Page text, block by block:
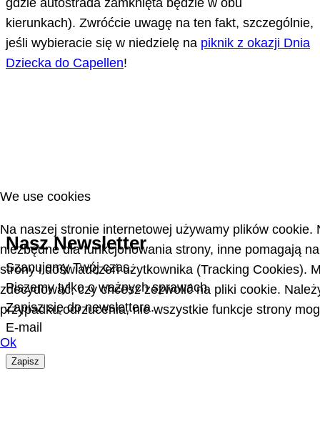
kierunkach). Zwróćcie uwagę na ten fakt, szczególnie,
jeśli wybieracie się w niedzielę na piknik z okazji Dnia
Dziecka do Capellen!
Nasz Newsletter
Szanujemy Twój czas.
Piszemy tylko o ważnych sprawach.
Zapisz się do newslettera.
E-mail
Zapisz
We use cookies
Na naszej stronie internetowej używamy plików cookie.
niezbędne dla funkcjonowania strony, inne pomagają
strony i doświadczeń użytkownika (Tracking Cookies).
zdecydować, czy chcesz zezwolić na pliki cookie.
przypadku odrzucenia, nie wszystkie funkcje strony
Ok